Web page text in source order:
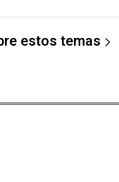
estos temas